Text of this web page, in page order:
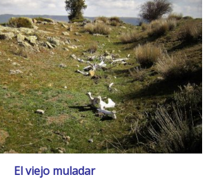
El viejo muladar